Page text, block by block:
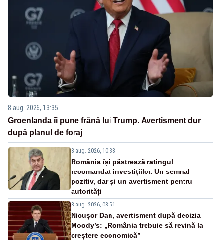
8 aug. 2026, 13:35
Groenlanda îi pune frână lui Trump. Avertisment dur
după planul de foraj
8 aug. 2026, 10:38
România își păstrează ratingul
recomandat investițiilor. Un semnal
pozitiv, dar și un avertisment pentru
autorități
8 aug. 2026, 08:51
Nicușor Dan, avertisment după decizia
Moody’s: „România trebuie să revină la
creștere economică”